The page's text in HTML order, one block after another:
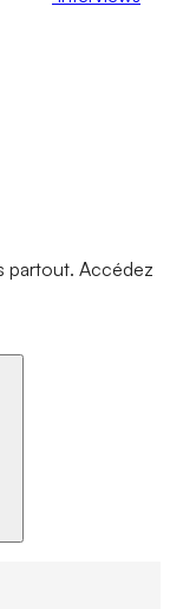
partout. Accédez